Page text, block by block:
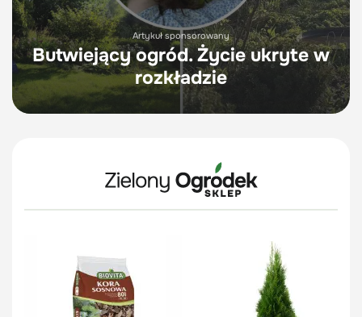
Artykuł sponsorowany
Butwiejący ogród. Życie ukryte w
rozkładzie